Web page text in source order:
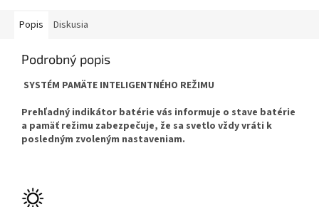
Popis Diskusia
Podrobný popis
SYSTÉM PAMÄTE INTELIGENTNÉHO REŽIMU
Prehľadný indikátor batérie vás informuje o stave batérie
a pamäť režimu zabezpečuje, že sa svetlo vždy vráti k
posledným zvoleným nastaveniam.